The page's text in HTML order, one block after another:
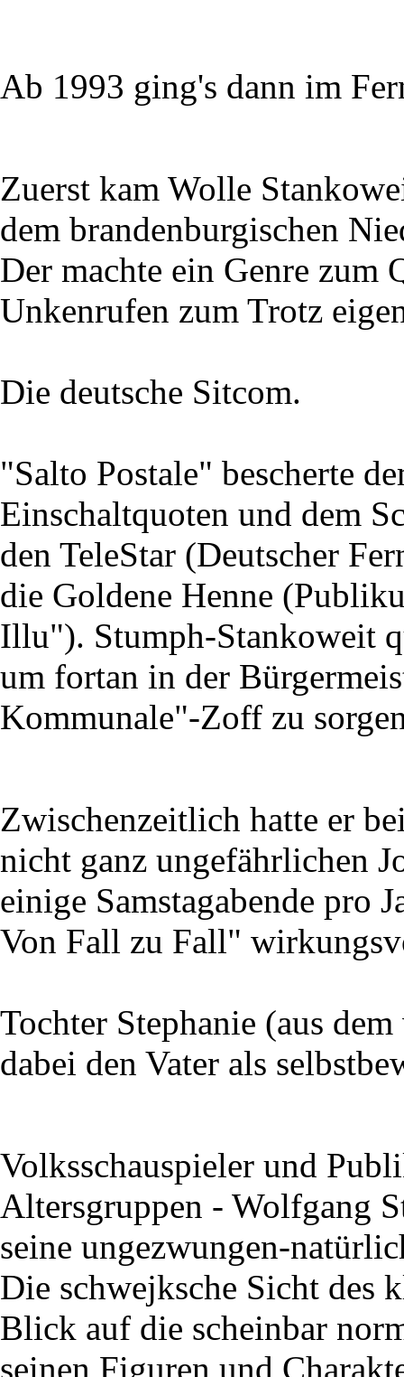
Ab 1993 ging's dann im
Zuerst kam Wolle
dem brandenburgischen
Der machte ein Genre zum
Unkenrufen zum Trotz
Die deutsche Sitcom.
"Salto Postale" bescherte
Einschaltquoten und dem
den TeleStar (Deutscher
die Goldene Henne
Illu"). Stumph-Stankoweit
um fortan in der
Kommunale"-Zoff zu
Zwischenzeitlich hatte er
nicht ganz ungefährlichen
einige Samstagabende pro
Von Fall zu Fall"
Tochter Stephanie (aus
dabei den Vater als
Volksschauspieler und
Altersgruppen - Wolfgang
seine ungezwungen-
Die schwejksche Sicht des
Blick auf die scheinbar
seinen Figuren und